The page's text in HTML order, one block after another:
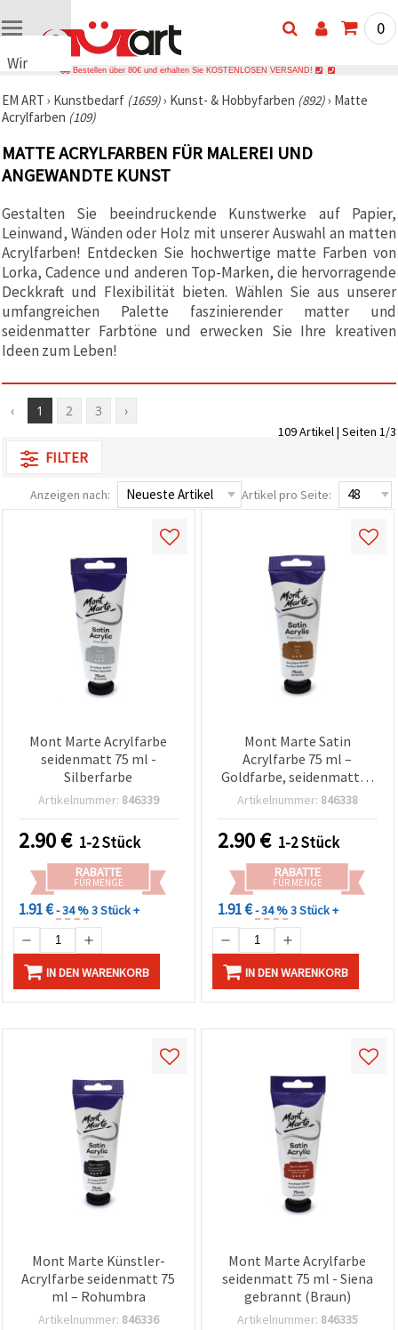
Wir
Cookies
🍪 Wir
Cookies
und
ähnliche
um das
ordnungsgemäße
Funktionieren
der Website
sicherzustellen,
Nutzungserlebnis
zu
verbessern
und, mit
Ihrer
den
Datenverkehr
zu
analysieren
relevantere
Inhalte und
anzuzeigen,
auch mit
individuell
festlegen.
können Sie
jederzeit
ändern
oder
Impressum
Datenschutzerklärung
Cookie-
Richtlinie
akzeptieren
Einstellungen
0
Bestellen über 80€ und erhalten Sie KOSTENLOSEN VERSAND!
EM ART › Kunstbedarf (1659)› Kunst- & Hobbyfarben (892)› Matte
Acrylfarben (109)
MATTE ACRYLFARBEN FÜR MALEREI UND
ANGEWANDTE KUNST
Gestalten Sie beeindruckende Kunstwerke auf Papier,
Leinwand, Wänden oder Holz mit unserer Auswahl an matten
Acrylfarben! Entdecken Sie hochwertige matte Farben von
Lorka, Cadence und anderen Top-Marken, die hervorragende
Deckkraft und Flexibilität bieten. Wählen Sie aus unserer
umfangreichen Palette faszinierender matter und
seidenmatter Farbtöne und erwecken Sie Ihre kreativen
Ideen zum Leben!
‹ 1 2 3 ›
109 Artikel | Seiten 1/3
FILTER
Anzeigen nach: Artikel pro Seite:
Mont Marte Acrylfarbe
seidenmatt 75 ml -
Silberfarbe
Artikelnummer: 846339
2.90€ 1-2 Stück
RABATTE
FÜR MENGE
1.91 €- 34 %3 Stück +
IN DEN WARENKORB
Mont Marte Satin
Acrylfarbe 75 ml –
Goldfarbe, seidenmattes
Finish
Artikelnummer: 846338
2.90€ 1-2 Stück
RABATTE
FÜR MENGE
1.91 €- 34 %3 Stück +
IN DEN WARENKORB
Mont Marte Künstler-
Acrylfarbe seidenmatt 75
ml – Rohumbra
Artikelnummer: 846336
Mont Marte Acrylfarbe
seidenmatt 75 ml - Siena
gebrannt (Braun)
Artikelnummer: 846335